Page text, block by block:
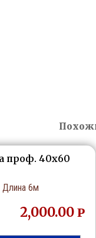
проф. 40х60
Длина 6м
2,000.00 Р